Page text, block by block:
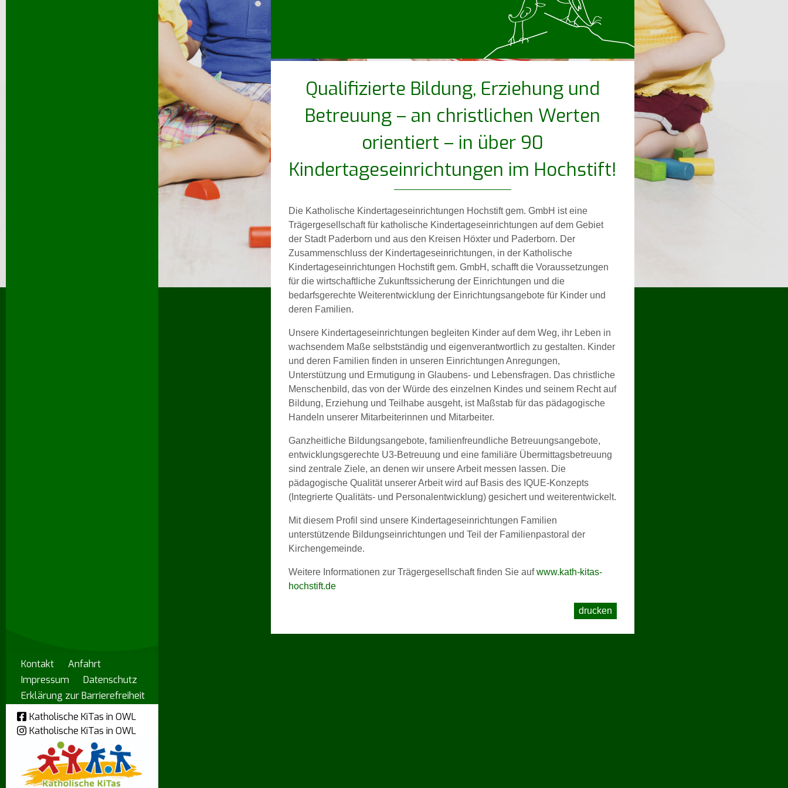
Kontakt
Anfahrt
Impressum
Datenschutz
Erklärung zur Barrierefreiheit
Katholische KiTas in OWL
Katholische KiTas in OWL
Qualifizierte Bildung, Erziehung und
Betreuung – an christlichen Werten
orientiert – in über 90
Kindertageseinrichtungen im Hochstift!
Die Katholische Kindertageseinrichtungen Hochstift gem. GmbH ist eine
Trägergesellschaft für katholische Kindertageseinrichtungen auf dem Gebiet
der Stadt Paderborn und aus den Kreisen Höxter und Paderborn. Der
Zusammenschluss der Kindertageseinrichtungen, in der Katholische
Kindertageseinrichtungen Hochstift gem. GmbH, schafft die Voraussetzungen
für die wirtschaftliche Zukunftssicherung der Einrichtungen und die
bedarfsgerechte Weiterentwicklung der Einrichtungsangebote für Kinder und
deren Familien.
Unsere Kindertageseinrichtungen begleiten Kinder auf dem Weg, ihr Leben in
wachsendem Maße selbstständig und eigenverantwortlich zu gestalten. Kinder
und deren Familien finden in unseren Einrichtungen Anregungen,
Unterstützung und Ermutigung in Glaubens- und Lebensfragen. Das christliche
Menschenbild, das von der Würde des einzelnen Kindes und seinem Recht auf
Bildung, Erziehung und Teilhabe ausgeht, ist Maßstab für das pädagogische
Handeln unserer Mitarbeiterinnen und Mitarbeiter.
Ganzheitliche Bildungsangebote, familienfreundliche Betreuungsangebote,
entwicklungsgerechte U3-Betreuung und eine familiäre Übermittagsbetreuung
sind zentrale Ziele, an denen wir unsere Arbeit messen lassen. Die
pädagogische Qualität unserer Arbeit wird auf Basis des IQUE-Konzepts
(Integrierte Qualitäts- und Personalentwicklung) gesichert und weiterentwickelt.
Mit diesem Profil sind unsere Kindertageseinrichtungen Familien
unterstützende Bildungseinrichtungen und Teil der Familienpastoral der
Kirchengemeinde.
Weitere Informationen zur Trägergesellschaft finden Sie aufwww.kath-kitas-
hochstift.de
drucken